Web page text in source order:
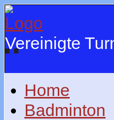
Vereinigte
Home
Badminton